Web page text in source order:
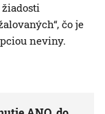
čo je
neviny.